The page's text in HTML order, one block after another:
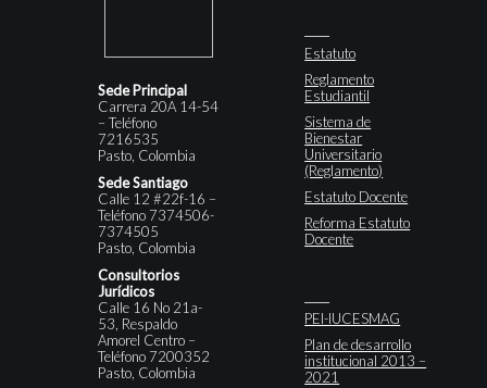
Sede Principal
Carrera 20A 14-54
– Teléfono
7216535
Pasto, Colombia
Sede Santiago
Calle 12 #22f-16 –
Teléfono 7374506-
7374505
Pasto, Colombia
Consultorios
Jurídicos
Calle 16 No 21a-
53, Respaldo
Amorel Centro –
Teléfono 7200352
Pasto, Colombia
Estatuto
Reglamento
Estudiantil
Sistema de
Bienestar
Universitario
(Reglamento)
Estatuto Docente
Reforma Estatuto
Docente
PEI-IUCESMAG
Plan de desarrollo
institucional 2013 –
2021